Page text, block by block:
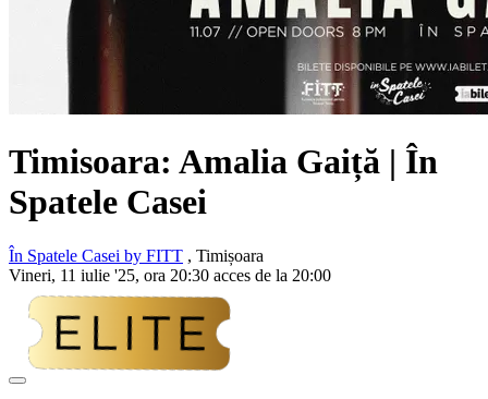
Timisoara: Amalia Gaiță | În
Spatele Casei
În Spatele Casei by FITT , Timișoara
Vineri, 11 iulie '25, ora 20:30 acces de la 20:00
Adaugă